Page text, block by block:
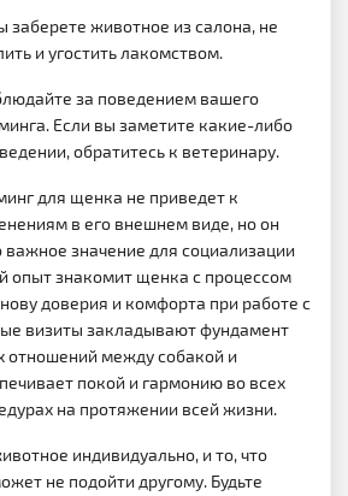
заберете животное из салона, не
и угостить лакомством.
за поведением вашего
Если вы заметите какие-либо
обратитесь к ветеринару.
для щенка не приведет к
в его внешнем виде, но он
значение для социализации
опыт знакомит щенка с процессом
доверия и комфорта при работе с
визиты закладывают фундамент
отношений между собакой и
покой и гармонию во всех
на протяжении всей жизни.
индивидуально, и то, что
не подойти другому. Будьте